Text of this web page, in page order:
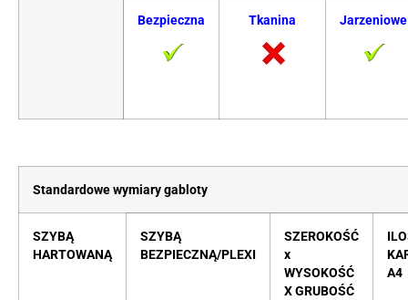
Bezpieczna Tkanina Jarzeniowe
Standardowe wymiary gabloty
SZYBĄ
HARTOWANĄ
SZYBĄ
BEZPIECZNĄ/PLEXI
SZEROKOŚĆ
x
WYSOKOŚĆ
X GRUBOŚĆ
A4